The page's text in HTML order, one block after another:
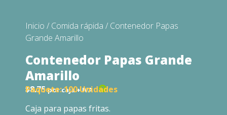
Inicio / Comida rápida / Contenedor Papas
Grande Amarillo
Contenedor Papas Grande
Amarillo
$8.75por caja + IVA
Paquete:100 Unidades
Caja para papas fritas.